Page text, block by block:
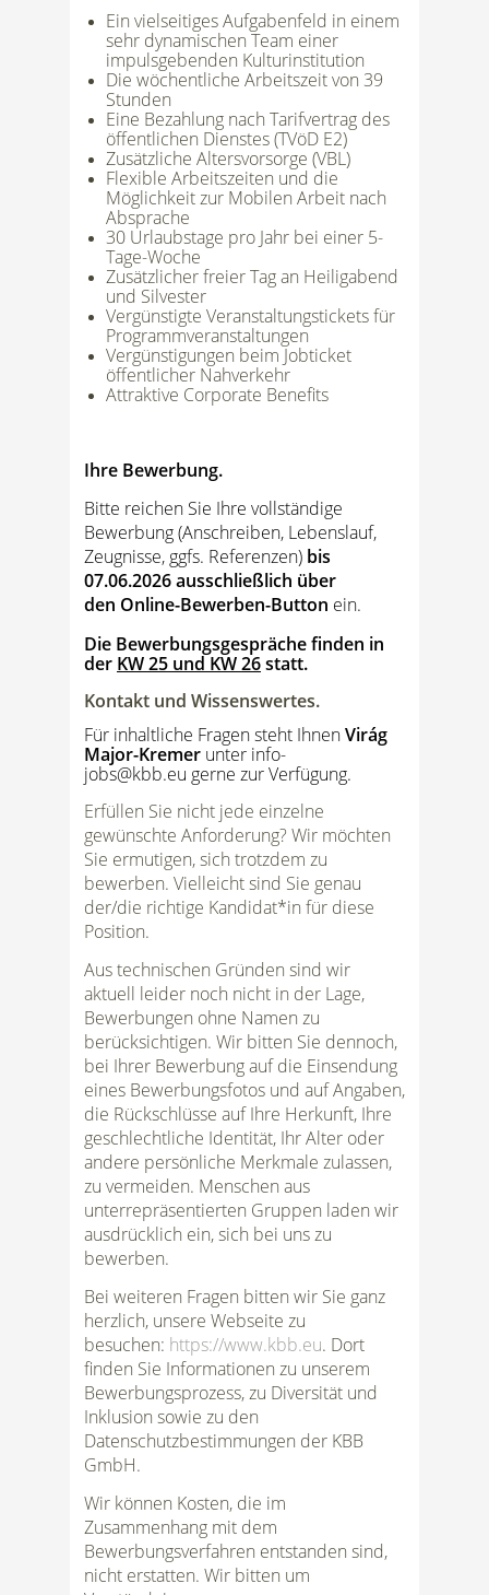
Ein vielseitiges Aufgabenfeld in einem
sehr dynamischen Team einer
impulsgebenden Kulturinstitution
Die wöchentliche Arbeitszeit von 39
Stunden
Eine Bezahlung nach Tarifvertrag des
öffentlichen Dienstes (TVöD E2)
Zusätzliche Altersvorsorge (VBL)
Flexible Arbeitszeiten und die
Möglichkeit zur Mobilen Arbeit nach
Absprache
30 Urlaubstage pro Jahr bei einer 5-
Tage-Woche
Zusätzlicher freier Tag an Heiligabend
und Silvester
Vergünstigte Veranstaltungstickets für
Programmveranstaltungen
Vergünstigungen beim Jobticket
öffentlicher Nahverkehr
Attraktive Corporate Benefits
Ihre Bewerbung.
Bitte reichen Sie Ihre vollständige
Bewerbung (Anschreiben, Lebenslauf,
Zeugnisse, ggfs. Referenzen) bis
07.06.2026 ausschließlich über
den Online-Bewerben-Button ein.
Die Bewerbungsgespräche finden in
der KW 25 und KW 26statt.
Kontakt und Wissenswertes.
Für inhaltliche Fragen steht IhnenVirág
Major-Kremer unter info-
jobs@kbb.eu gerne zur Verfügung.
Erfüllen Sie nicht jede einzelne
gewünschte Anforderung? Wir möchten
Sie ermutigen, sich trotzdem zu
bewerben. Vielleicht sind Sie genau
der/die richtige Kandidat*in für diese
Position.
Aus technischen Gründen sind wir
aktuell leider noch nicht in der Lage,
Bewerbungen ohne Namen zu
berücksichtigen. Wir bitten Sie dennoch,
bei Ihrer Bewerbung auf die Einsendung
eines Bewerbungsfotos und auf Angaben,
die Rückschlüsse auf Ihre Herkunft, Ihre
geschlechtliche Identität, Ihr Alter oder
andere persönliche Merkmale zulassen,
zu vermeiden. Menschen aus
unterrepräsentierten Gruppen laden wir
ausdrücklich ein, sich bei uns zu
bewerben.
Bei weiteren Fragen bitten wir Sie ganz
herzlich, unsere Webseite zu
besuchen: https://www.kbb.eu. Dort
finden Sie Informationen zu unserem
Bewerbungsprozess, zu Diversität und
Inklusion sowie zu den
Datenschutzbestimmungen der KBB
GmbH.
Wir können Kosten, die im
Zusammenhang mit dem
Bewerbungsverfahren entstanden sind,
nicht erstatten. Wir bitten um